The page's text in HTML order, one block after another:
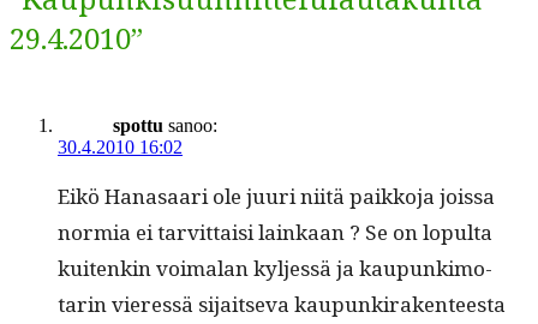
29.4.2010”
spottu sanoo:
30.4.2010 16:02
Eikö Hanasaari ole juuri niitä paikko­ja jois­sa
normia ei tarvit­taisi lainkaan ? Se on lop­ul­ta
kuitenkin voimalan kyl­jessä ja kaupunki­mo­
tarin vier­essä sijait­se­va kaupunki­rak­en­teesta